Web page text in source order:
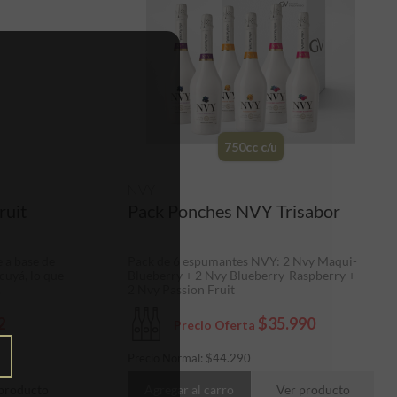
base de
lo que
750cc c/u
Pack Ponches NVY Trisabor
Precio Oferta $35.990
Precio Normal: $44.290
Pack de 6 espumantes NVY: 2 Nvy Maqui-
Blueberry + 2 Nvy Blueberry-Raspberry +
2 Nvy Passion Fruit
Agregar al carro Ver producto